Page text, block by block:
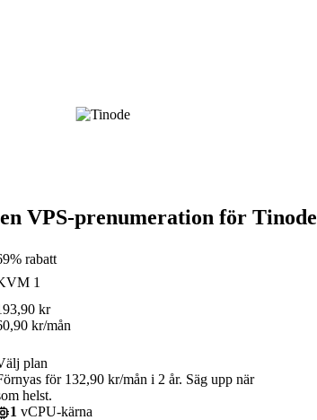
VPS-prenumeration för Tinode
rabatt
1
kr
kr/mån
plan
för 132,90 kr/mån i 2 år. Säg upp när
helst.
1 vCPU-kärna